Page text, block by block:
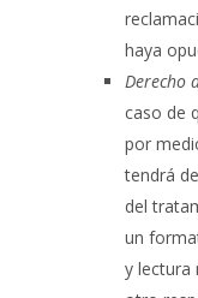
haya
Derecho
caso de
por
tendrá
del
un
y lectura